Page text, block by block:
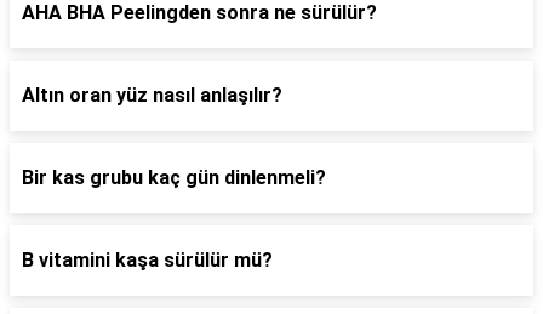
AHA BHA Peelingden sonra ne sürülür?
Altın oran yüz nasıl anlaşılır?
Bir kas grubu kaç gün dinlenmeli?
B vitamini kaşa sürülür mü?